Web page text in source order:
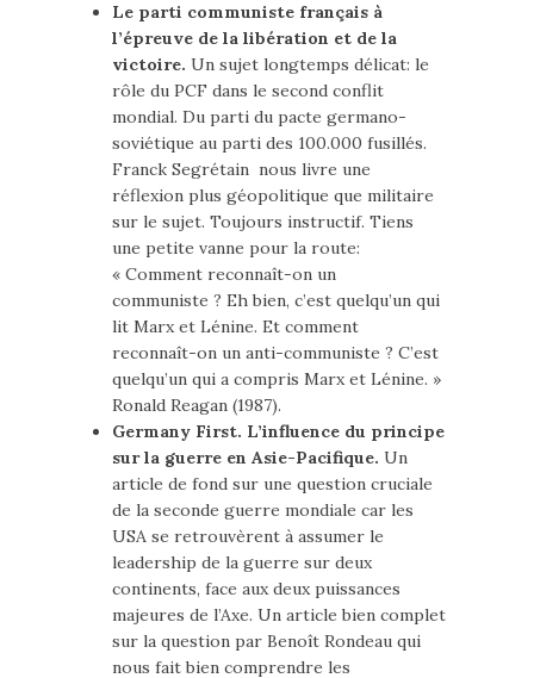
Le parti communiste français à
l’épreuve de la libération et de la
victoire. Un sujet longtemps délicat: le
rôle du PCF dans le second conflit
mondial. Du parti du pacte germano-
soviétique au parti des 100.000 fusillés.
Franck Segrétain nous livre une
réflexion plus géopolitique que militaire
sur le sujet. Toujours instructif. Tiens
une petite vanne pour la route:
« Comment reconnaît-on un
communiste ? Eh bien, c’est quelqu’un qui
lit Marx et Lénine. Et comment
reconnaît-on un anti-communiste ? C’est
quelqu’un qui a compris Marx et Lénine. »
Ronald Reagan (1987).
Germany First. L’influence du principe
sur la guerre en Asie-Pacifique. Un
article de fond sur une question cruciale
de la seconde guerre mondiale car les
USA se retrouvèrent à assumer le
leadership de la guerre sur deux
continents, face aux deux puissances
majeures de l’Axe. Un article bien complet
sur la question par Benoît Rondeau qui
nous fait bien comprendre les